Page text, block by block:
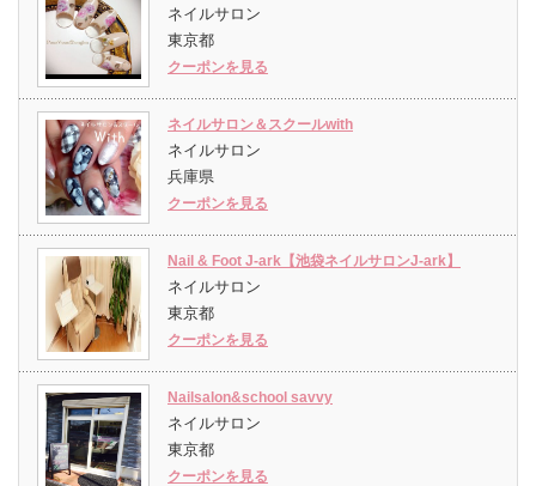
ネイルサロン
東京都
クーポンを見る
ネイルサロン＆スクールwith
ネイルサロン
兵庫県
クーポンを見る
Nail & Foot J-ark【池袋ネイルサロンJ-ark】
ネイルサロン
東京都
クーポンを見る
Nailsalon&school savvy
ネイルサロン
東京都
クーポンを見る